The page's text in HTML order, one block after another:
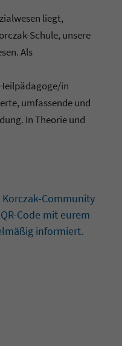
liegt,
Schule, unsere
Als
in
umfassende und
In Theorie und
Community
Code mit eurem
informiert.